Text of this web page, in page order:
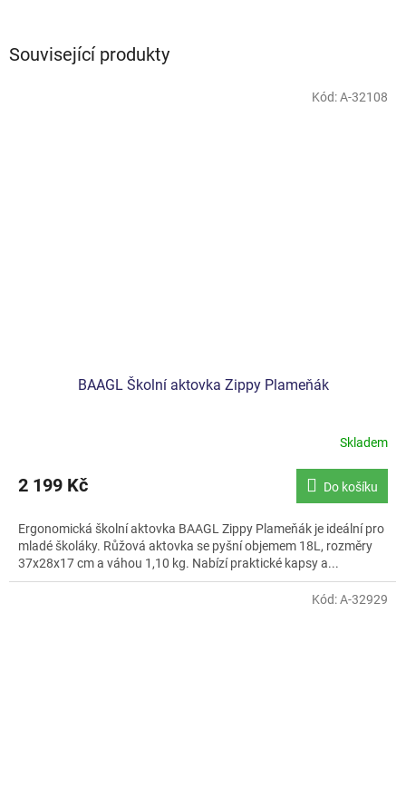
Související produkty
BAAGL Školní aktovka Zippy Plameňák
Skladem
2 199 Kč Do košíku
Ergonomická školní aktovka BAAGL Zippy Plameňák je ideální pro
mladé školáky. Růžová aktovka se pyšní objemem 18L, rozměry
37x28x17 cm a váhou 1,10 kg. Nabízí praktické kapsy a...
Kód:A-32108
Kód:A-32929